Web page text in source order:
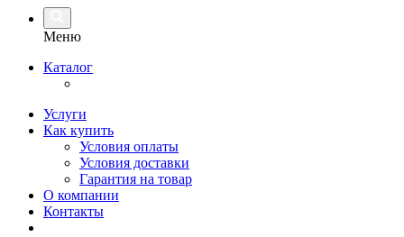
Меню
Каталог
Услуги
Как купить
Условия оплаты
Условия доставки
Гарантия на товар
О компании
Контакты